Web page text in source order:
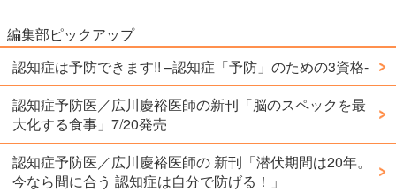
編集部ピックアップ
認知症は予防できます!! –認知症「予防」のための3資格-
認知症予防医／広川慶裕医師の新刊「脳のスペックを最
大化する食事」7/20発売
認知症予防医／広川慶裕医師の 新刊「潜伏期間は20年。
今なら間に合う 認知症は自分で防げる！」